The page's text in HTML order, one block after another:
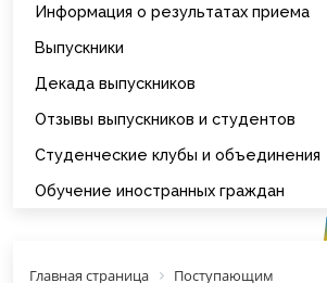
Информация о результатах приема
Выпускники
Декада выпускников
Отзывы выпускников и студентов
Студенческие клубы и объединения
Обучение иностранных граждан
Главная страница
Поступающим